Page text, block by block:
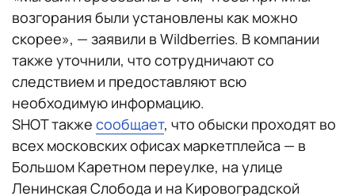
возгорания были установлены как можно
скорее»‎, — заявили в Wildberries. В компании
также уточнили, что сотрудничают со
следствием и предоставляют всю
необходимую информацию.
SHOT также сообщает, что обыски проходят во
всех московских офисах маркетплейса — в
Большом Каретном переулке, на улице
Ленинская Слобода и на Кировоградской